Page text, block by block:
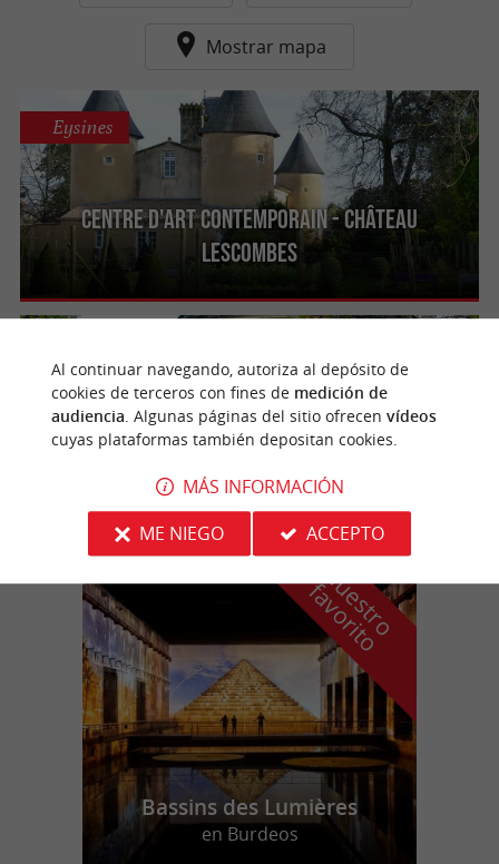
Mostrar mapa
Centre d'art contemporain - Château
Lescombes
Eysines
Maison Carrée d'Arlac
n
u
e
s
t
r
o
f
a
v
o
r
i
t
o
Bassins des Lumières
en Burdeos
Al continuar navegando, autoriza al depósito de
cookies de terceros con fines de medición de
audiencia. Algunas páginas del sitio ofrecen vídeos
cuyas plataformas también depositan cookies.
MÁS INFORMACIÓN
ME NIEGO
ACCEPTO